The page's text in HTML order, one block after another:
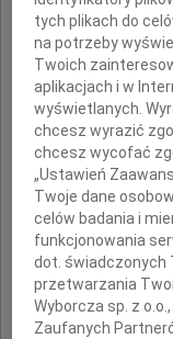
Z żalem i smutkiem
Wybitnego polityka.
Małgosiu, bardzo nas
Najbliższym po
Z głębokim żalem
2010 roku wraz ze
Z głębokim żalem i
Małgorzacie,
tych plikach do
na potrzeby
Twoich
aplikacjach i w
wyświetlanych.
chcesz wyrazić
chcesz wycofać
„Ustawień
Twoje dane
celów badania i
funkcjonowania
dot. świadczonych
przetwarzania
Wyborcza sp. z
Zaufanych